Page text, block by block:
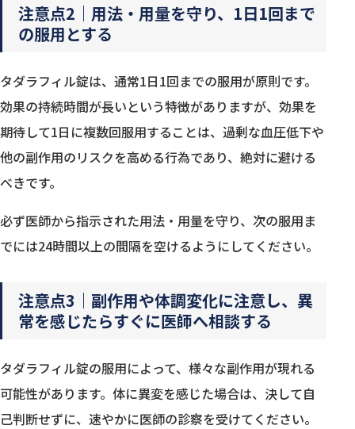
注意点2｜用法・用量を守り、1日1回まで
の服用とする
タダラフィル錠は、通常1日1回までの服用が原則です。
効果の持続時間が長いという特徴がありますが、効果を
期待して1日に複数回服用することは、過剰な血圧低下や
他の副作用のリスクを高める行為であり、絶対に避ける
べきです。
必ず医師から指示された用法・用量を守り、次の服用ま
でには24時間以上の間隔を空けるようにしてください。
注意点3｜副作用や体調変化に注意し、異
常を感じたらすぐに医師へ相談する
タダラフィル錠の服用によって、様々な副作用が現れる
可能性があります。体に異変を感じた場合は、決して自
己判断せずに、速やかに医師の診察を受けてください。